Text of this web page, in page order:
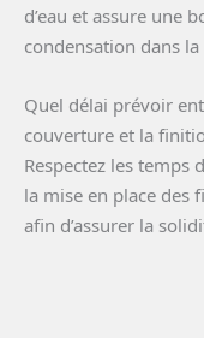
d’eau et assure une
condensation dans
Quel délai prévoir
couverture et la
Respectez les temps
la mise en place des
afin d’assurer la